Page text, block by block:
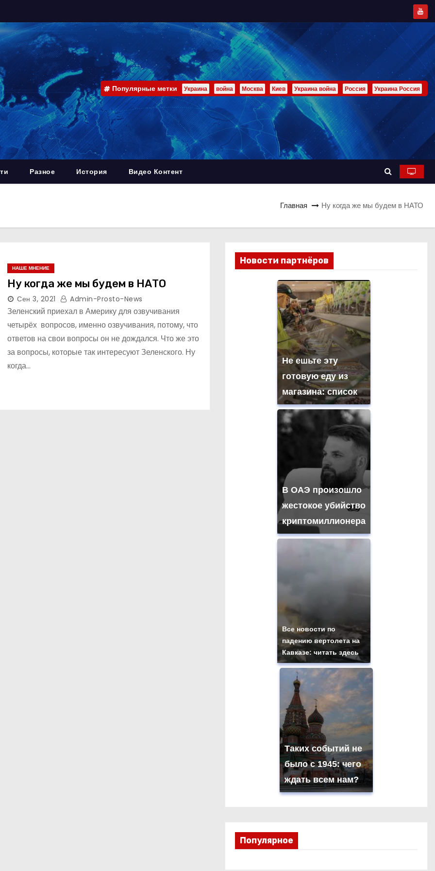
Популярные метки Украина война Москва Киев Украина война Россия Украина Россия
Разное История Видео Контент
Главная Ну когда же мы будем в НАТО
НАШЕ МНЕНИЕ
Ну когда же мы будем в НАТО
Сен 3, 2021 Admin-Prosto-News
Зеленский приехал в Америку для озвучивания
четырёх вопросов, именно озвучивания, потому, что
ответов на свои вопросы он не дождался. Что же это
за вопросы, которые так интересуют Зеленского. Ну
когда…
Новости партнёров
Не ешьте эту
готовую еду из
магазина: список
В ОАЭ произошло
жестокое убийство
криптомиллионера
Все новости по
падению вертолета на
Кавказе: читать здесь
Таких событий не
было с 1945: чего
ждать всем нам?
Популярное